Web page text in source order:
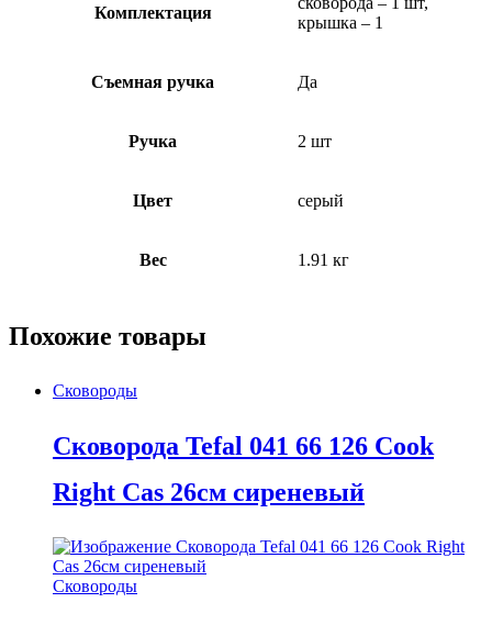
Комплектация
крышка – 1
Съемная ручка Да
Ручка 2 шт
Цвет серый
Вес 1.91 кг
Похожие товары
Сковороды
Сковорода Tefal 041 66 126 Cook
Right Cas 26см сиреневый
Сковороды